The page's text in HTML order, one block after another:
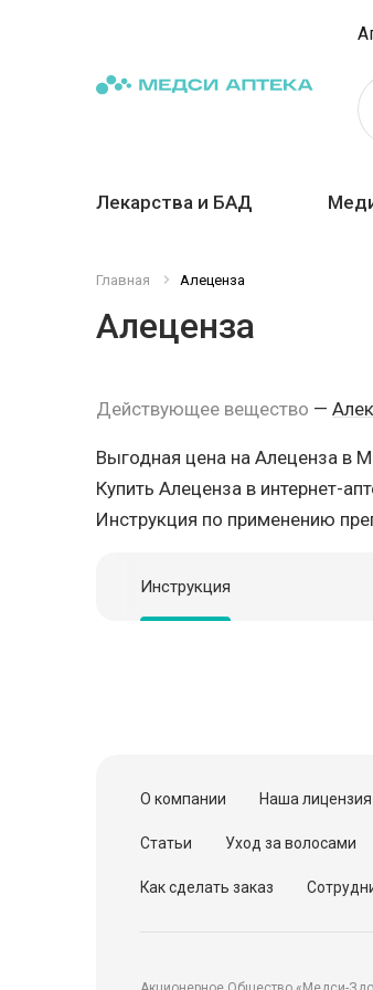
Лекарства и БАД
Главная Алеценза
Алеценза
Действующее вещество —
Выгодная цена на Алеценза в
Купить Алеценза в интернет-
Инструкция по применению
Инструкция
О компании Наша лицензия
Статьи Уход за волосами
Как сделать заказ